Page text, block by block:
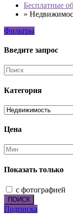
Бесплатные
»
Фильтры
Введите запрос
Категория
Цена
Показать только
с фотографией
ПОИСК
Подписка